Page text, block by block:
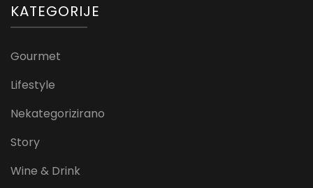
KATEGORIJE
Gourmet
Lifestyle
Nekategorizirano
Story
Wine & Drink